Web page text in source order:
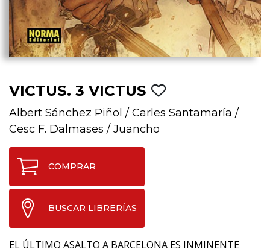
VICTUS. 3 VICTUS
Albert Sánchez Piñol / Carles Santamaría /
Cesc F. Dalmases / Juancho
COMPRAR
BUSCAR LIBRERÍAS
EL ÚLTIMO ASALTO A BARCELONA ES INMINENTE